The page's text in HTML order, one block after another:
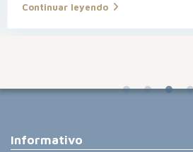
Continuar leyendo
Informativo